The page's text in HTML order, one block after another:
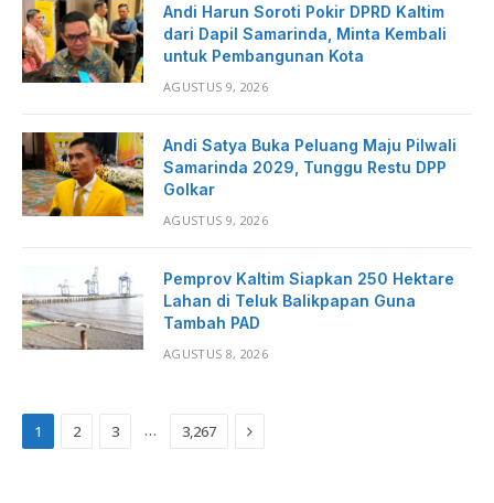
Andi Harun Soroti Pokir DPRD Kaltim
dari Dapil Samarinda, Minta Kembali
untuk Pembangunan Kota
AGUSTUS 9, 2026
Andi Satya Buka Peluang Maju Pilwali
Samarinda 2029, Tunggu Restu DPP
Golkar
AGUSTUS 9, 2026
Pemprov Kaltim Siapkan 250 Hektare
Lahan di Teluk Balikpapan Guna
Tambah PAD
AGUSTUS 8, 2026
1 2 3 … 3,267 Next